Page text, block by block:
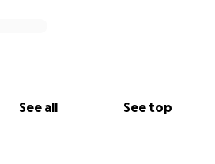
See all See top